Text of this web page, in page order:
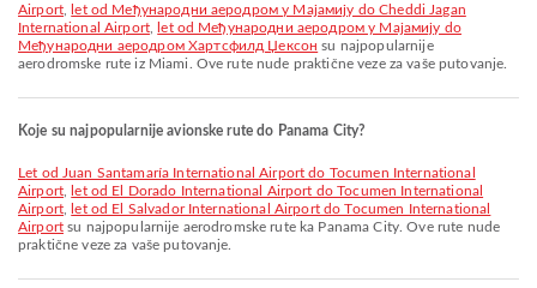
Airport,
let od Међународни аеродром у Мајамију do Cheddi Jagan
International Airport,
let od Међународни аеродром у Мајамију do
Међународни аеродром Хартсфилд Џексон su najpopularnije
aerodromske rute iz Miami. Ove rute nude praktične veze za vaše putovanje.
Koje su najpopularnije avionske rute do Panama City?
let od Juan Santamaría International Airport do Tocumen International
Airport,
let od El Dorado International Airport do Tocumen International
Airport,
let od El Salvador International Airport do Tocumen International
Airportsu najpopularnije aerodromske rute ka Panama City. Ove rute nude
praktične veze za vaše putovanje.